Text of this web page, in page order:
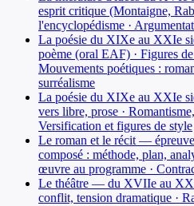
esprit critique (Montaigne,
l'encyclopédisme ·
La poésie du XIXe au XXIe
poème (oral EAF) · Figures
Mouvements poétiques :
surréalisme
La poésie du XIXe au XXIe
vers libre, prose ·
Versification et figures de style
Le roman et le récit —
composé : méthode, plan,
œuvre au programme ·
Le théâtre — du XVIIe au
conflit, tension dramatique ·